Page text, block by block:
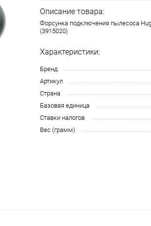
Описание товара:
Форсунка подключения пылесоса
(3915020)
Характеристики:
Бренд
Артикул
Страна
Базовая единица
Ставки налогов
Вес (грамм)